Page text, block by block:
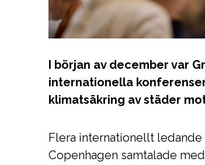
I början av december var
internationella
klimatsäkring av städer
Flera internationellt
Copenhagen samtalade